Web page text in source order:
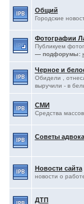
Общий
Городские
Фотографии
Публикуем
— подфорумы:
Черное и
Обидели ,
выручили - в
СМИ
Средства
Советы
Новости сайта
новости о
ДТП